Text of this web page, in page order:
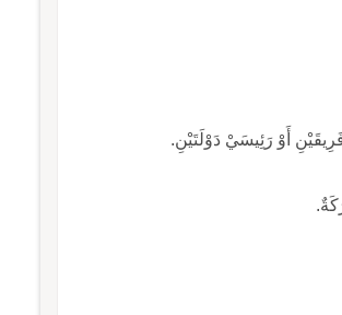
أَوْ رَئِيسَيْ دَوْلَتَيْنِ.